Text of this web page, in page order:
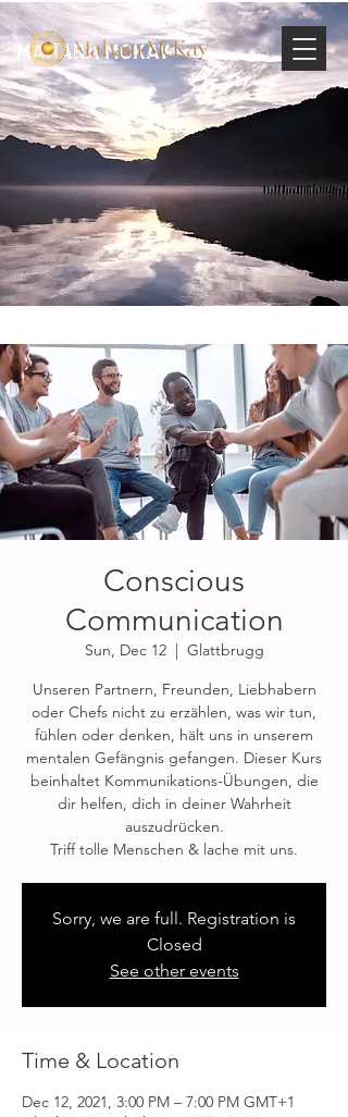
MAHARA MCKAY
Conscious
Communication
Sun, Dec 12
  |
Glattbrugg
Unseren Partnern, Freunden, Liebhabern
oder Chefs nicht zu erzählen, was wir tun,
fühlen oder denken, hält uns in unserem
mentalen Gefängnis gefangen. Dieser Kurs
beinhaltet Kommunikations-Übungen, die
dir helfen, dich in deiner Wahrheit
auszudrücken.
Triff tolle Menschen & lache mit uns.
Sorry, we are full. Registration is
Closed
See other events
Time & Location
Dec 12, 2021, 3:00 PM – 7:00 PM GMT+1